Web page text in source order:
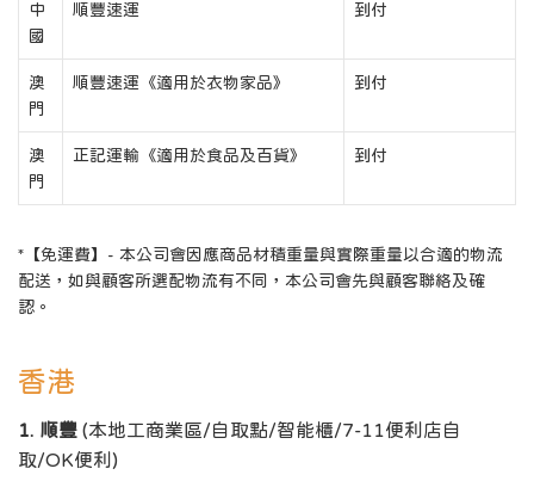
中
國
順豐速運 到付
澳
門
順豐速運《適用於衣物家品》 到付
澳
門
正記運輸《適用於食品及百貨》 到付
*【免運費】- 本公司會因應商品材積重量與實際重量以合適的物流
配送，如與顧客所選配物流有不同，本公司會先與顧客聯絡及確
認。
香港
1. 順豐 (本地工商業區/自取點/智能櫃/7-11便利店自
取/OK便利)